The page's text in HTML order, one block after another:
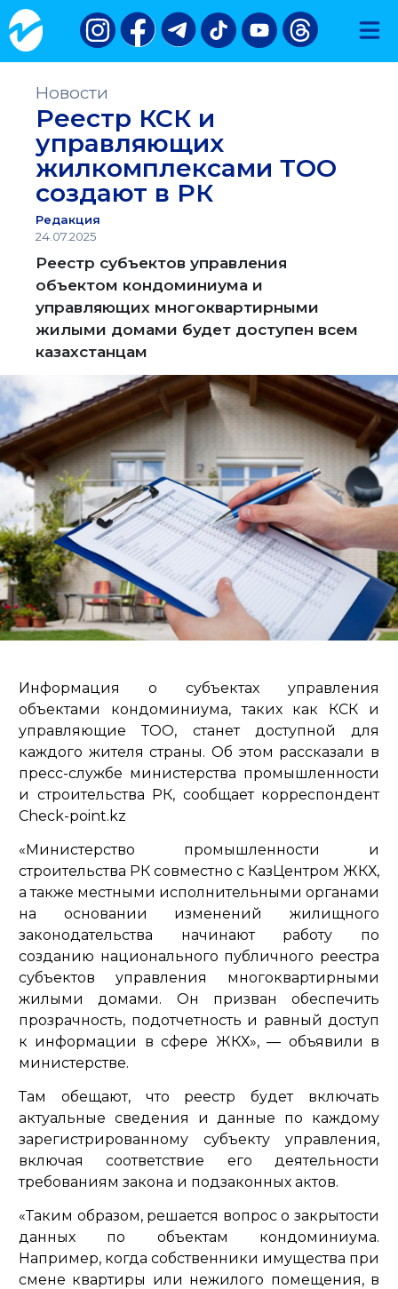
Новости
Реестр КСК и
управляющих
жилкомплексами ТОО
создают в РК
Редакция
24.07.2025
Реестр субъектов управления
объектом кондоминиума и
управляющих многоквартирными
жилыми домами будет доступен всем
казахстанцам
Информация о субъектах управления
объектами кондоминиума, таких как КСК и
управляющие ТОО, станет доступной для
каждого жителя страны. Об этом рассказали в
пресс-службе министерства промышленности
и строительства РК, сообщает корреспондент
Check-point.kz
«Министерство промышленности и
строительства РК совместно с КазЦентром ЖКХ,
а также местными исполнительными органами
на основании изменений жилищного
законодательства начинают работу по
созданию национального публичного реестра
субъектов управления многоквартирными
жилыми домами. Он призван обеспечить
прозрачность, подотчетность и равный доступ
к информации в сфере ЖКХ», — объявили в
министерстве.
Там обещают, что реестр будет включать
актуальные сведения и данные по каждому
зарегистрированному субъекту управления,
включая соответствие его деятельности
требованиям закона и подзаконных актов.
«Таким образом, решается вопрос о закрытости
данных по объектам кондоминиума.
Например, когда собственники имущества при
смене квартиры или нежилого помещения, в